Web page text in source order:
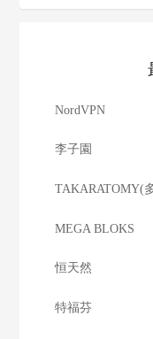
NordVPN
李子園
TAKARATOMY(
MEGA BLOKS
恒天然
特福芬